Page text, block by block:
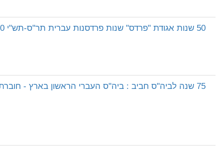
50 שנות אגודת "פרדס" שנות פרדסנות עברית תר"ס-תש"י 1900-1950
75 שנה לביה"ס חביב : ביה"ס העברי הראשון בארץ - חוברת היובל